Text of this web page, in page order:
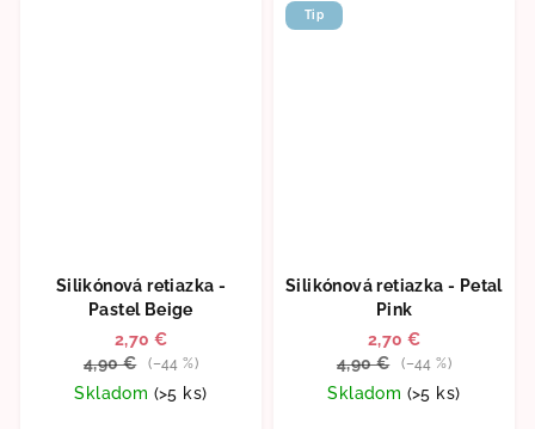
Silikónová retiazka -
Pastel Beige
2,70 €
4,90 €
(–44 %)
Skladom (>5 ks)
Tip
Silikónová retiazka - Petal
Pink
2,70 €
4,90 €
(–44 %)
Skladom (>5 ks)